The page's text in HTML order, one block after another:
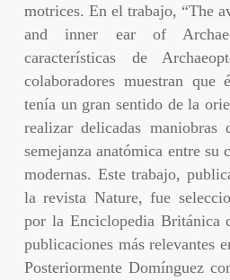
motrices. En el trabajo, “The
and inner ear of
características de
colaboradores muestran que
tenía un gran sentido de la
realizar delicadas
semejanza anatómica entre su
modernas. Este trabajo,
la revista Nature, fue
por la Enciclopedia Británica
publicaciones más relevantes
Posteriormente Domínguez